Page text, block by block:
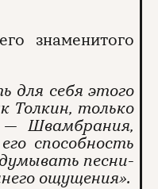
знаменитого
для себя этого
Толкин, только
— Швамбрания,
способность
песни-
ощущения».